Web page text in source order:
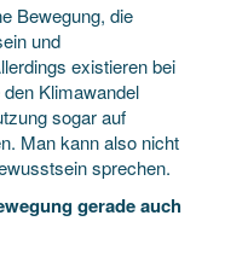
Bewegung, die
und
existieren bei
Klimawandel
sogar auf
Man kann also nicht
sprechen.
gerade auch